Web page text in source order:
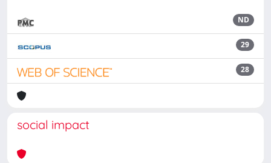
ND
29
28
social impact